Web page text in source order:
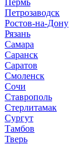
Петрозаводск
Ростов-на-Дону
Рязань
Самара
Саранск
Саратов
Смоленск
Сочи
Ставрополь
Стерлитамак
Сургут
Тамбов
Тверь